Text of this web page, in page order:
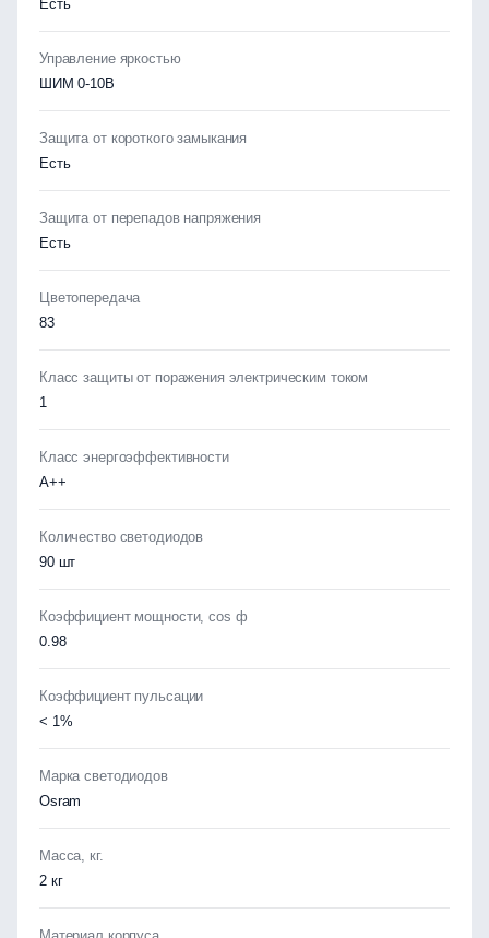
Есть
Управление яркостью
ШИМ 0-10В
Защита от короткого замыкания
Есть
Защита от перепадов напряжения
Есть
Цветопередача
83
Класс защиты от поражения электрическим током
1
Класс энергоэффективности
А++
Количество светодиодов
90 шт
Коэффициент мощности, cos ф
0.98
Коэффициент пульсации
< 1%
Марка светодиодов
Osram
Масса, кг.
2 кг